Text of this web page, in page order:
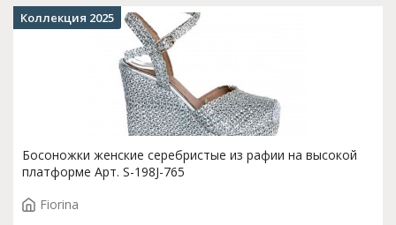
Босоножки женские серебристые из рафии на высокой
платформе Арт. S-198J-765
Fiorina
Коллекция 2025